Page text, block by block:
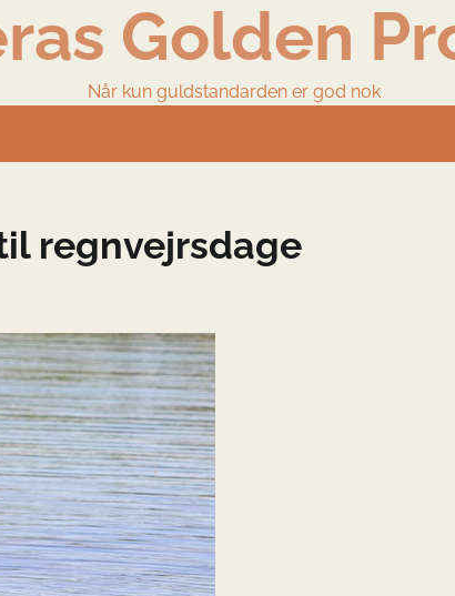
Golden
Når kun guldstandarden er god nok
regnvejrsdage